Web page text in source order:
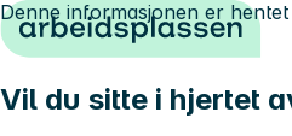
Hopp til innhold
Vil du sitte i hjertet
Denne informasjonen er